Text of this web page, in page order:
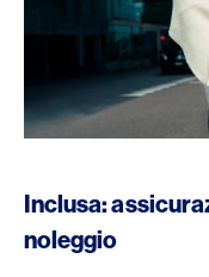
Inclusa:
noleggio